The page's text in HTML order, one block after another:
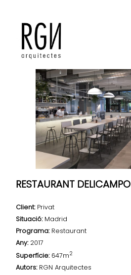
RESTAURANT DELICAMPO
Client:Privat
Situació:Madrid
Programa:Restaurant
Any: 2017
Superfície:647m2
Autors:RGN Arquitectes